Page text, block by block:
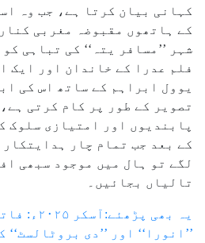
کہانی بیان کرتا ہے، جب وہ
کے ہاتھوں مقبوضہ مغربی
شہر ’’مسافر یتہ‘‘ کی تباہی
فلم عدرا کے خاندان اور ایک
یوول ابراہم کے ساتھ اس کی
تصویر کے طور پر کام کرتی
پابندیوں اور امتیازی سلوک
کے بعد جب تمام چار
لگے تو ہال میں موجود سبھی
تالیاں بجائیں۔
یہ بھی
’’انورا‘‘ اور ’’دی